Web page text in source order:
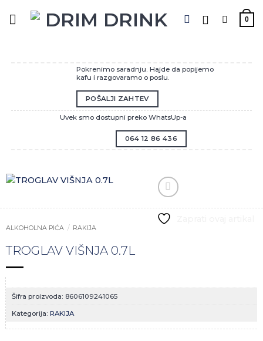
0
Pokrenimo saradnju. Hajde da popijemo
kafu i razgovaramo o poslu.
POŠALJI ZAHTEV
Uvek smo dostupni preko WhatsUp-a
064 12 86 436
ALKOHOLNA PIĆA / RAKIJA
TROGLAV VIŠNJA 0.7L
Šifra proizvoda: 8606109241065
Kategorija: RAKIJA